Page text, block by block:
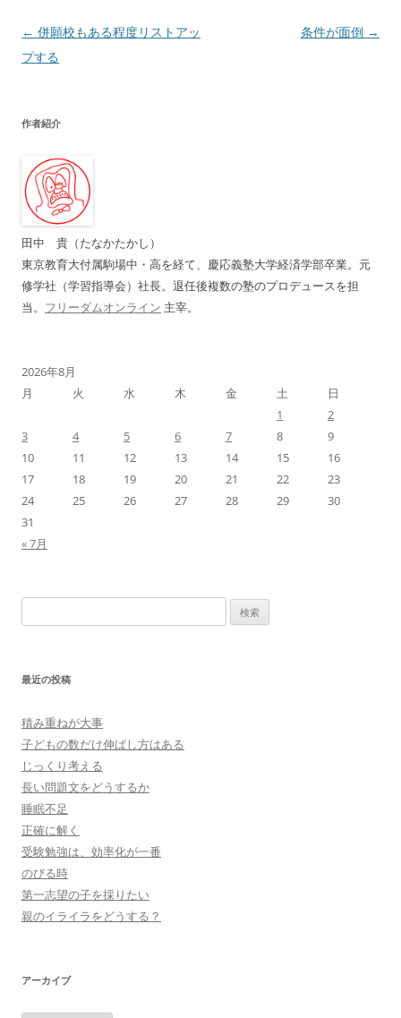
投
稿
ゲ
シ
ョ
← 併願校もある程度リストアッ
プする
条件が面倒 →
作者紹介
田中 貴（たなかたかし）
東京教育大付属駒場中・高を経て、慶応義塾大学経済学部卒業。元
修学社（学習指導会）社長。退任後複数の塾のプロデュースを担
当。 フリーダムオンライン 主宰。
2026年8月
月
火 水 木 金 土
日
1
2
3
4 5 6 7 8
9
10
11 12 13 14 15
16
17
18 19 20 21 22
23
24
25 26 27 28 29
30
31
« 7月
索:
最近の投稿
積み重ねが大事
子どもの数だけ伸ばし方はある
じっくり考える
長い問題文をどうするか
睡眠不足
正確に解く
受験勉強は、効率化が一番
のびる時
第一志望の子を採りたい
親のイライラをどうする？
アーカイブ